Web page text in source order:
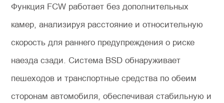
Функция FCW работает без дополнительных
камер, анализируя расстояние и относительную
скорость для раннего предупреждения о риске
наезда сзади. Система BSD обнаруживает
пешеходов и транспортные средства по обеим
сторонам автомобиля, обеспечивая стабильную и